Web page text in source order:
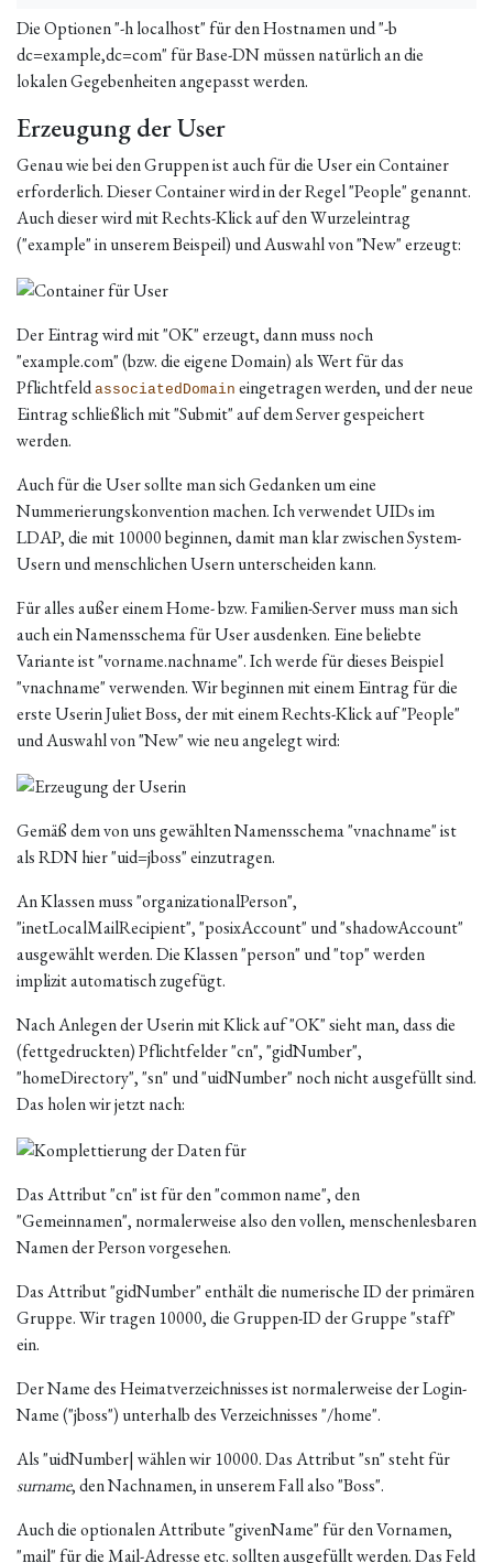
Die Optionen "-h localhost" für den Hostnamen und "-b
dc=example,dc=com" für Base-DN müssen natürlich an die
lokalen Gegebenheiten angepasst werden.
Erzeugung der User
Genau wie bei den Gruppen ist auch für die User ein Container
erforderlich. Dieser Container wird in der Regel "People" genannt.
Auch dieser wird mit Rechts-Klick auf den Wurzeleintrag
("example" in unserem Beispeil) und Auswahl von "New" erzeugt:
Der Eintrag wird mit "OK" erzeugt, dann muss noch
"example.com" (bzw. die eigene Domain) als Wert für das
PflichtfeldassociatedDomain eingetragen werden, und der neue
Eintrag schließlich mit "Submit" auf dem Server gespeichert
werden.
Auch für die User sollte man sich Gedanken um eine
Nummerierungskonvention machen. Ich verwendet UIDs im
LDAP, die mit 10000 beginnen, damit man klar zwischen System-
Usern und menschlichen Usern unterscheiden kann.
Für alles außer einem Home- bzw. Familien-Server muss man sich
auch ein Namensschema für User ausdenken. Eine beliebte
Variante ist "vorname.nachname". Ich werde für dieses Beispiel
"vnachname" verwenden. Wir beginnen mit einem Eintrag für die
erste Userin Juliet Boss, der mit einem Rechts-Klick auf "People"
und Auswahl von "New" wie neu angelegt wird:
Gemäß dem von uns gewählten Namensschema "vnachname" ist
als RDN hier "uid=jboss" einzutragen.
An Klassen muss "organizationalPerson",
"inetLocalMailRecipient", "posixAccount" und "shadowAccount"
ausgewählt werden. Die Klassen "person" und "top" werden
implizit automatisch zugefügt.
Nach Anlegen der Userin mit Klick auf "OK" sieht man, dass die
(fettgedruckten) Pflichtfelder "cn", "gidNumber",
"homeDirectory", "sn" und "uidNumber" noch nicht ausgefüllt sind.
Das holen wir jetzt nach:
Das Attribut "cn" ist für den "common name", den
"Gemeinnamen", normalerweise also den vollen, menschenlesbaren
Namen der Person vorgesehen.
Das Attribut "gidNumber" enthält die numerische ID der primären
Gruppe. Wir tragen 10000, die Gruppen-ID der Gruppe "staff"
ein.
Der Name des Heimatverzeichnisses ist normalerweise der Login-
Name ("jboss") unterhalb des Verzeichnisses "/home".
Als "uidNumber| wählen wir 10000. Das Attribut "sn" steht für
surname, den Nachnamen, in unserem Fall also "Boss".
Auch die optionalen Attribute "givenName" für den Vornamen,
"mail" für die Mail-Adresse etc. sollten ausgefüllt werden. Das Feld